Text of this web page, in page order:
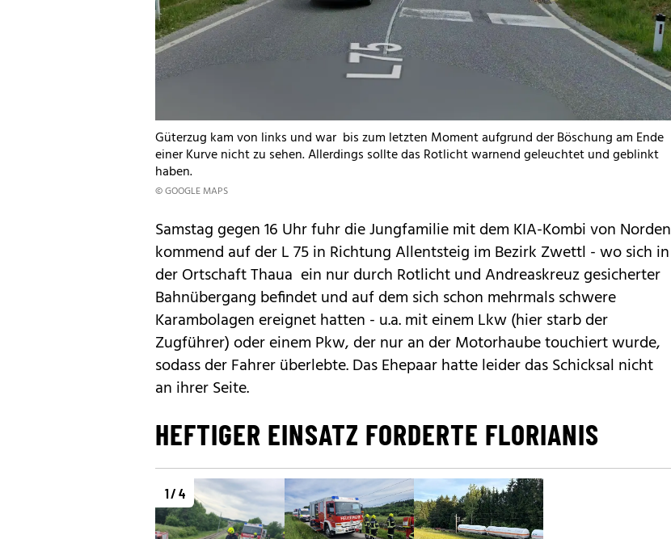
Güterzug kam von links und war bis zum letzten Moment aufgrund der Böschung am Ende
einer Kurve nicht zu sehen. Allerdings sollte das Rotlicht warnend geleuchtet und geblinkt
haben.
© GOOGLE MAPS
Samstag gegen 16 Uhr fuhr die Jungfamilie mit dem KIA-Kombi von Norden
kommend auf der L 75 in Richtung Allentsteig im Bezirk Zwettl - wo sich in
der Ortschaft Thaua ein nur durch Rotlicht und Andreaskreuz gesicherter
Bahnübergang befindet und auf dem sich schon mehrmals schwere
Karambolagen ereignet hatten - u.a. mit einem Lkw (hier starb der
Zugführer) oder einem Pkw, der nur an der Motorhaube touchiert wurde,
sodass der Fahrer überlebte. Das Ehepaar hatte leider das Schicksal nicht
an ihrer Seite.
HEFTIGER EINSATZ FORDERTE FLORIANIS
1 / 4